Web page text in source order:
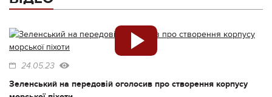
24.05.23
Зеленський на передовій оголосив про створення корпусу